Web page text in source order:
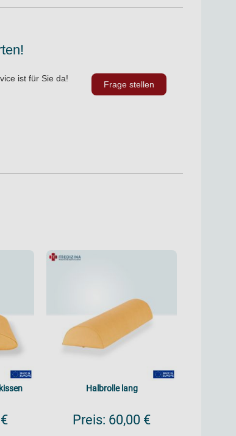
ist für Sie da!
Frage stellen
Halbrolle lang
Preis: 60,00 €